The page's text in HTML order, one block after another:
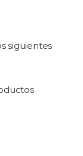
siguientes